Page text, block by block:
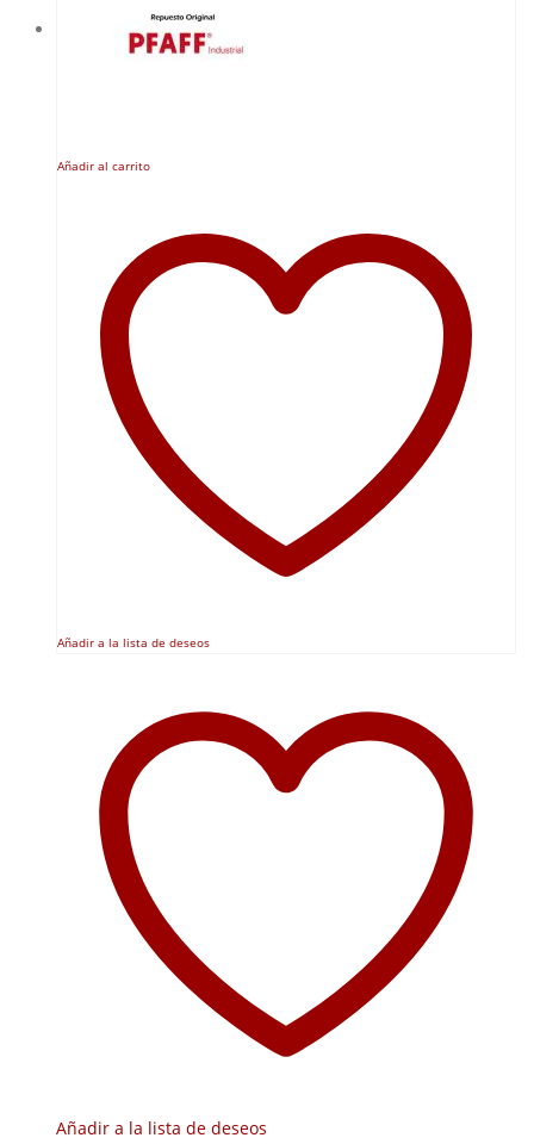
Añadir al carrito
Añadir a la lista de deseos
Añadir a la lista de deseos